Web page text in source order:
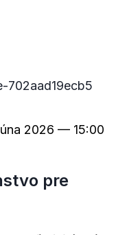
2026 — 15:00
pre